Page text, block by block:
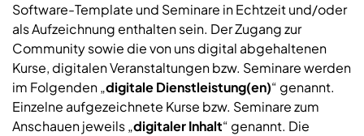
Software-Template und Seminare in Echtzeit und/oder
als Aufzeichnung enthalten sein. Der Zugang zur
Community sowie die von uns digital abgehaltenen
Kurse, digitalen Veranstaltungen bzw. Seminare werden
im Folgenden „digitale Dienstleistung(en)“ genannt.
Einzelne aufgezeichnete Kurse bzw. Seminare zum
Anschauen jeweils „digitaler Inhalt“ genannt. Die